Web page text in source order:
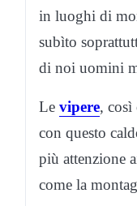
in luoghi di
subìto
di noi uomini
Le vipere, così
con questo
più attenzione
come la